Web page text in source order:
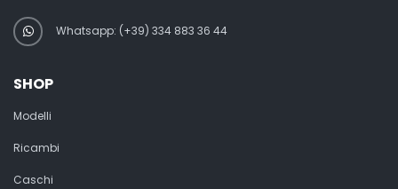
Whatsapp: (+39) 334 883 36 44
SHOP
Modelli
Ricambi
Caschi